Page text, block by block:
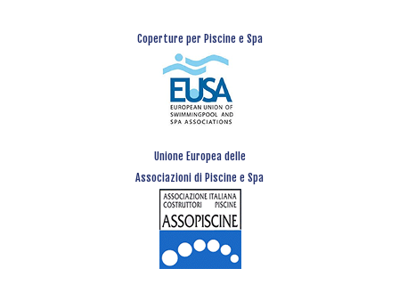
Coperture per Piscine e Spa
Unione Europea delle
Associazioni di Piscine e Spa